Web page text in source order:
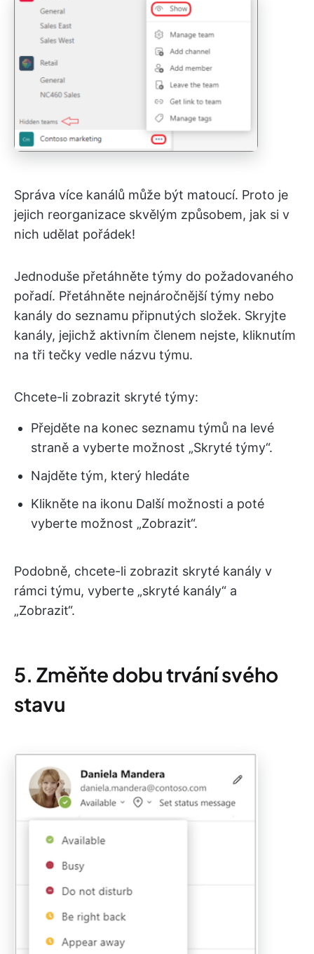
Správa více kanálů může být matoucí. Proto je
jejich reorganizace skvělým způsobem, jak si v
nich udělat pořádek!
Jednoduše přetáhněte týmy do požadovaného
pořadí. Přetáhněte nejnáročnější týmy nebo
kanály do seznamu připnutých složek. Skryjte
kanály, jejichž aktivním členem nejste, kliknutím
na tři tečky vedle názvu týmu.
Chcete-li zobrazit skryté týmy:
Přejděte na konec seznamu týmů na levé
straně a vyberte možnost „Skryté týmy“.
Najděte tým, který hledáte
Klikněte na ikonu Další možnosti a poté
vyberte možnost „Zobrazit“.
Podobně, chcete-li zobrazit skryté kanály v
rámci týmu, vyberte „skryté kanály“ a
„Zobrazit“.
5. Změňte dobu trvání svého
stavu